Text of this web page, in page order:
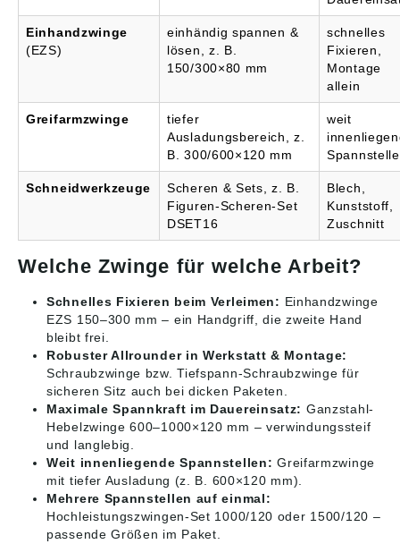
Einhandzwinge
(EZS)
einhändig spannen &
lösen, z. B.
150/300×80 mm
schnelles
Fixieren,
Montage
allein
Greifarmzwinge
tiefer
Ausladungsbereich, z.
B. 300/600×120 mm
weit
Schneidwerkzeuge
Scheren & Sets, z. B.
Figuren-Scheren-Set
DSET16
Blech,
Kunststoff,
Zuschnitt
Welche Zwinge für welche Arbeit?
Schnelles Fixieren beim Verleimen: Einhandzwinge
EZS 150–300 mm – ein Handgriff, die zweite Hand
bleibt frei.
Robuster Allrounder in Werkstatt & Montage:
Schraubzwinge bzw. Tiefspann-Schraubzwinge für
sicheren Sitz auch bei dicken Paketen.
Maximale Spannkraft im Dauereinsatz: Ganzstahl-
Hebelzwinge 600–1000×120 mm – verwindungssteif
und langlebig.
Weit innenliegende Spannstellen: Greifarmzwinge
mit tiefer Ausladung (z. B. 600×120 mm).
Mehrere Spannstellen auf einmal:
Hochleistungszwingen-Set 1000/120 oder 1500/120 –
passende Größen im Paket.